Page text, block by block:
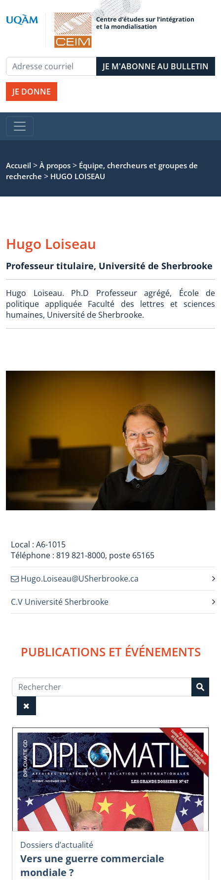
JE DONNE
Accueil > À propos > Équipe, chercheurs et groupes de
recherche > HUGO LOISEAU
Hugo Loiseau
Professeur titulaire, Université de Sherbrooke
Hugo Loiseau. Ph.D Professeur agrégé, École de
politique appliquée Faculté des lettres et sciences
humaines, Université de Sherbrooke.
Local : A6-1015
Téléphone : 819 821-8000, poste 65165
Hugo.Loiseau@USherbrooke.ca
C.V Université Sherbrooke
PUBLICATIONS ET ÉVÉNEMENTS
Dossiers d’actualité
Vers une guerre commerciale
mondiale ?